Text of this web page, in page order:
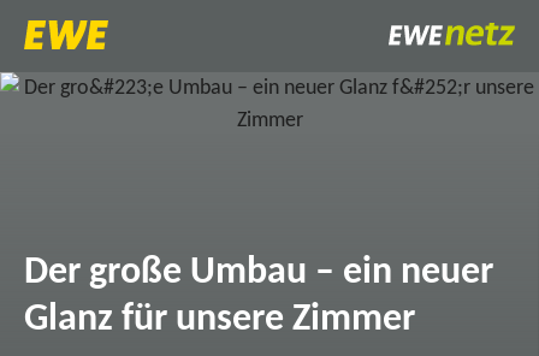
Der große Umbau – ein neuer
Glanz für unsere Zimmer